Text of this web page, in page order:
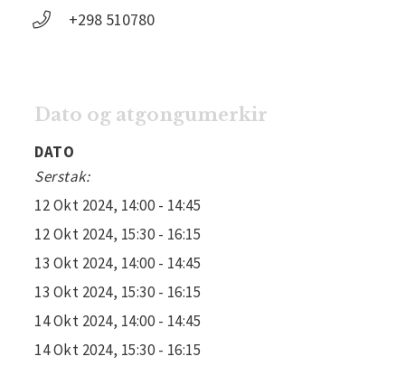
+298 510780
Dato og atgongumerkir
DATO
Serstak:
12 Okt 2024, 14:00 - 14:45
12 Okt 2024, 15:30 - 16:15
13 Okt 2024, 14:00 - 14:45
13 Okt 2024, 15:30 - 16:15
14 Okt 2024, 14:00 - 14:45
14 Okt 2024, 15:30 - 16:15